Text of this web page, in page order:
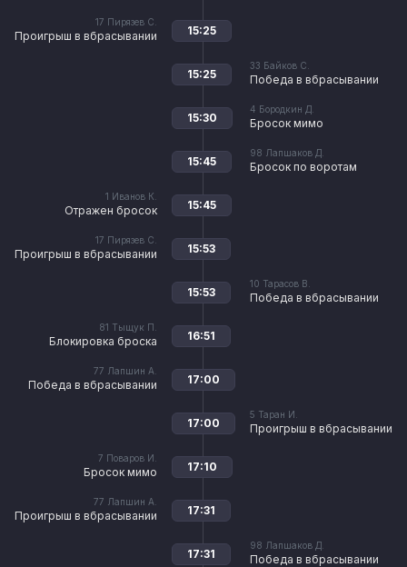
17 Пирязев С.
Проигрыш в вбрасывании 15:25
33 Байков С.
Победа в вбрасывании
15:25
4 Бородкин Д.
Бросок мимо
15:30
98 Лапшаков Д.
Бросок по воротам
15:45
1 Иванов К.
Отражен бросок 15:45
17 Пирязев С.
Проигрыш в вбрасывании 15:53
10 Тарасов В.
Победа в вбрасывании
15:53
81 Тыщук П.
Блокировка броска 16:51
77 Лапшин А.
Победа в вбрасывании 17:00
5 Таран И.
Проигрыш в вбрасывании
17:00
7 Поваров И.
Бросок мимо 17:10
77 Лапшин А.
Проигрыш в вбрасывании 17:31
98 Лапшаков Д.
Победа в вбрасывании
17:31